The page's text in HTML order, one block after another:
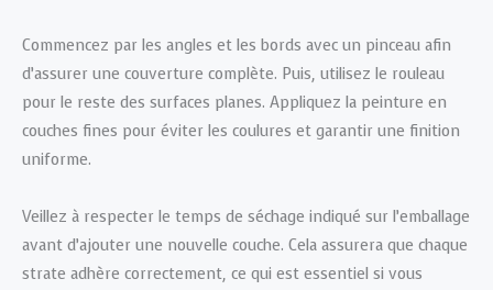
Commencez par les angles et les bords avec un pinceau afin
d’assurer une couverture complète. Puis, utilisez le rouleau
pour le reste des surfaces planes. Appliquez la peinture en
couches fines pour éviter les coulures et garantir une finition
uniforme.
Veillez à respecter le temps de séchage indiqué sur l’emballage
avant d’ajouter une nouvelle couche. Cela assurera que chaque
strate adhère correctement, ce qui est essentiel si vous